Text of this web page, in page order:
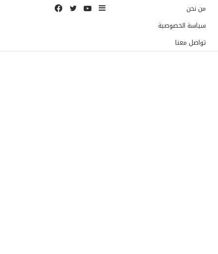
من نحن
سياسة الخصوصية
تواصل معنا
إضافة يوتيوبتويتر